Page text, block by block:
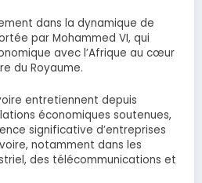
dans la dynamique de
par Mohammed VI, qui
avec l’Afrique au cœur
du Royaume.
entretiennent depuis
économiques soutenues,
significative d’entreprises
notamment dans les
des télécommunications et